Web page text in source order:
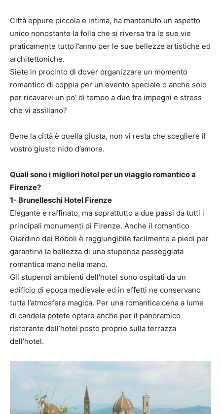
Città eppure piccola e intima, ha mantenuto un aspetto
unico nonostante la folla che si riversa tra le sue vie
praticamente tutto l’anno per le sue bellezze artistiche ed
architettoniche.
Siete in procinto di dover organizzare un momento
romantico di coppia per un evento speciale o anche solo
per ricavarvi un po’ di tempo a due tra impegni e stress
che vi assillano?
Bene la città è quella giusta, non vi resta che scegliere il
vostro giusto nido d’amore.
Quali sono i migliori hotel per un viaggio romantico a
Firenze?
1- Brunelleschi Hotel Firenze
Elegante e raffinato, ma soprattutto a due passi da tutti i
principali monumenti di Firenze. Anche il romantico
Giardino dei Boboli è raggiungibile facilmente a piedi per
garantirvi la bellezza di una stupenda passeggiata
romantica mano nella mano.
Gli stupendi ambienti dell’hotel sono ospitati da un
edificio di epoca medievale ed in effetti ne conservano
tutta l’atmosfera magica. Per una romantica cena a lume
di candela potete optare anche per il panoramico
ristorante dell’hotel posto proprio sulla terrazza
dell’hotel.